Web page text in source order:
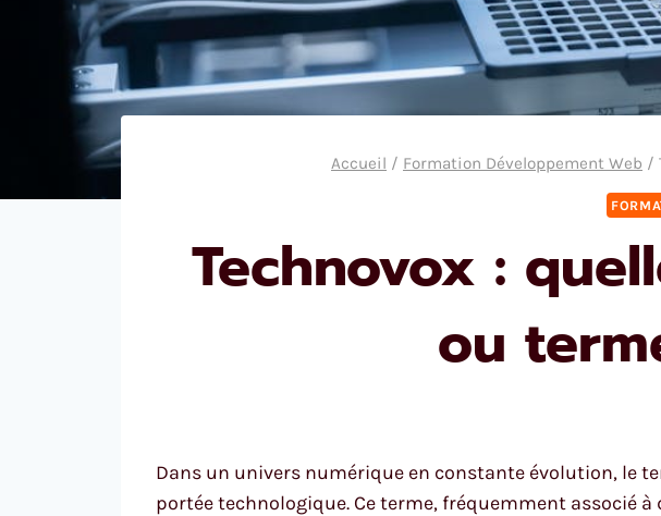
Accueil / Formation Développement Web /
Technovox :
ou
Dans un univers numérique en constante évolution, le
portée technologique. Ce terme, fréquemment associé